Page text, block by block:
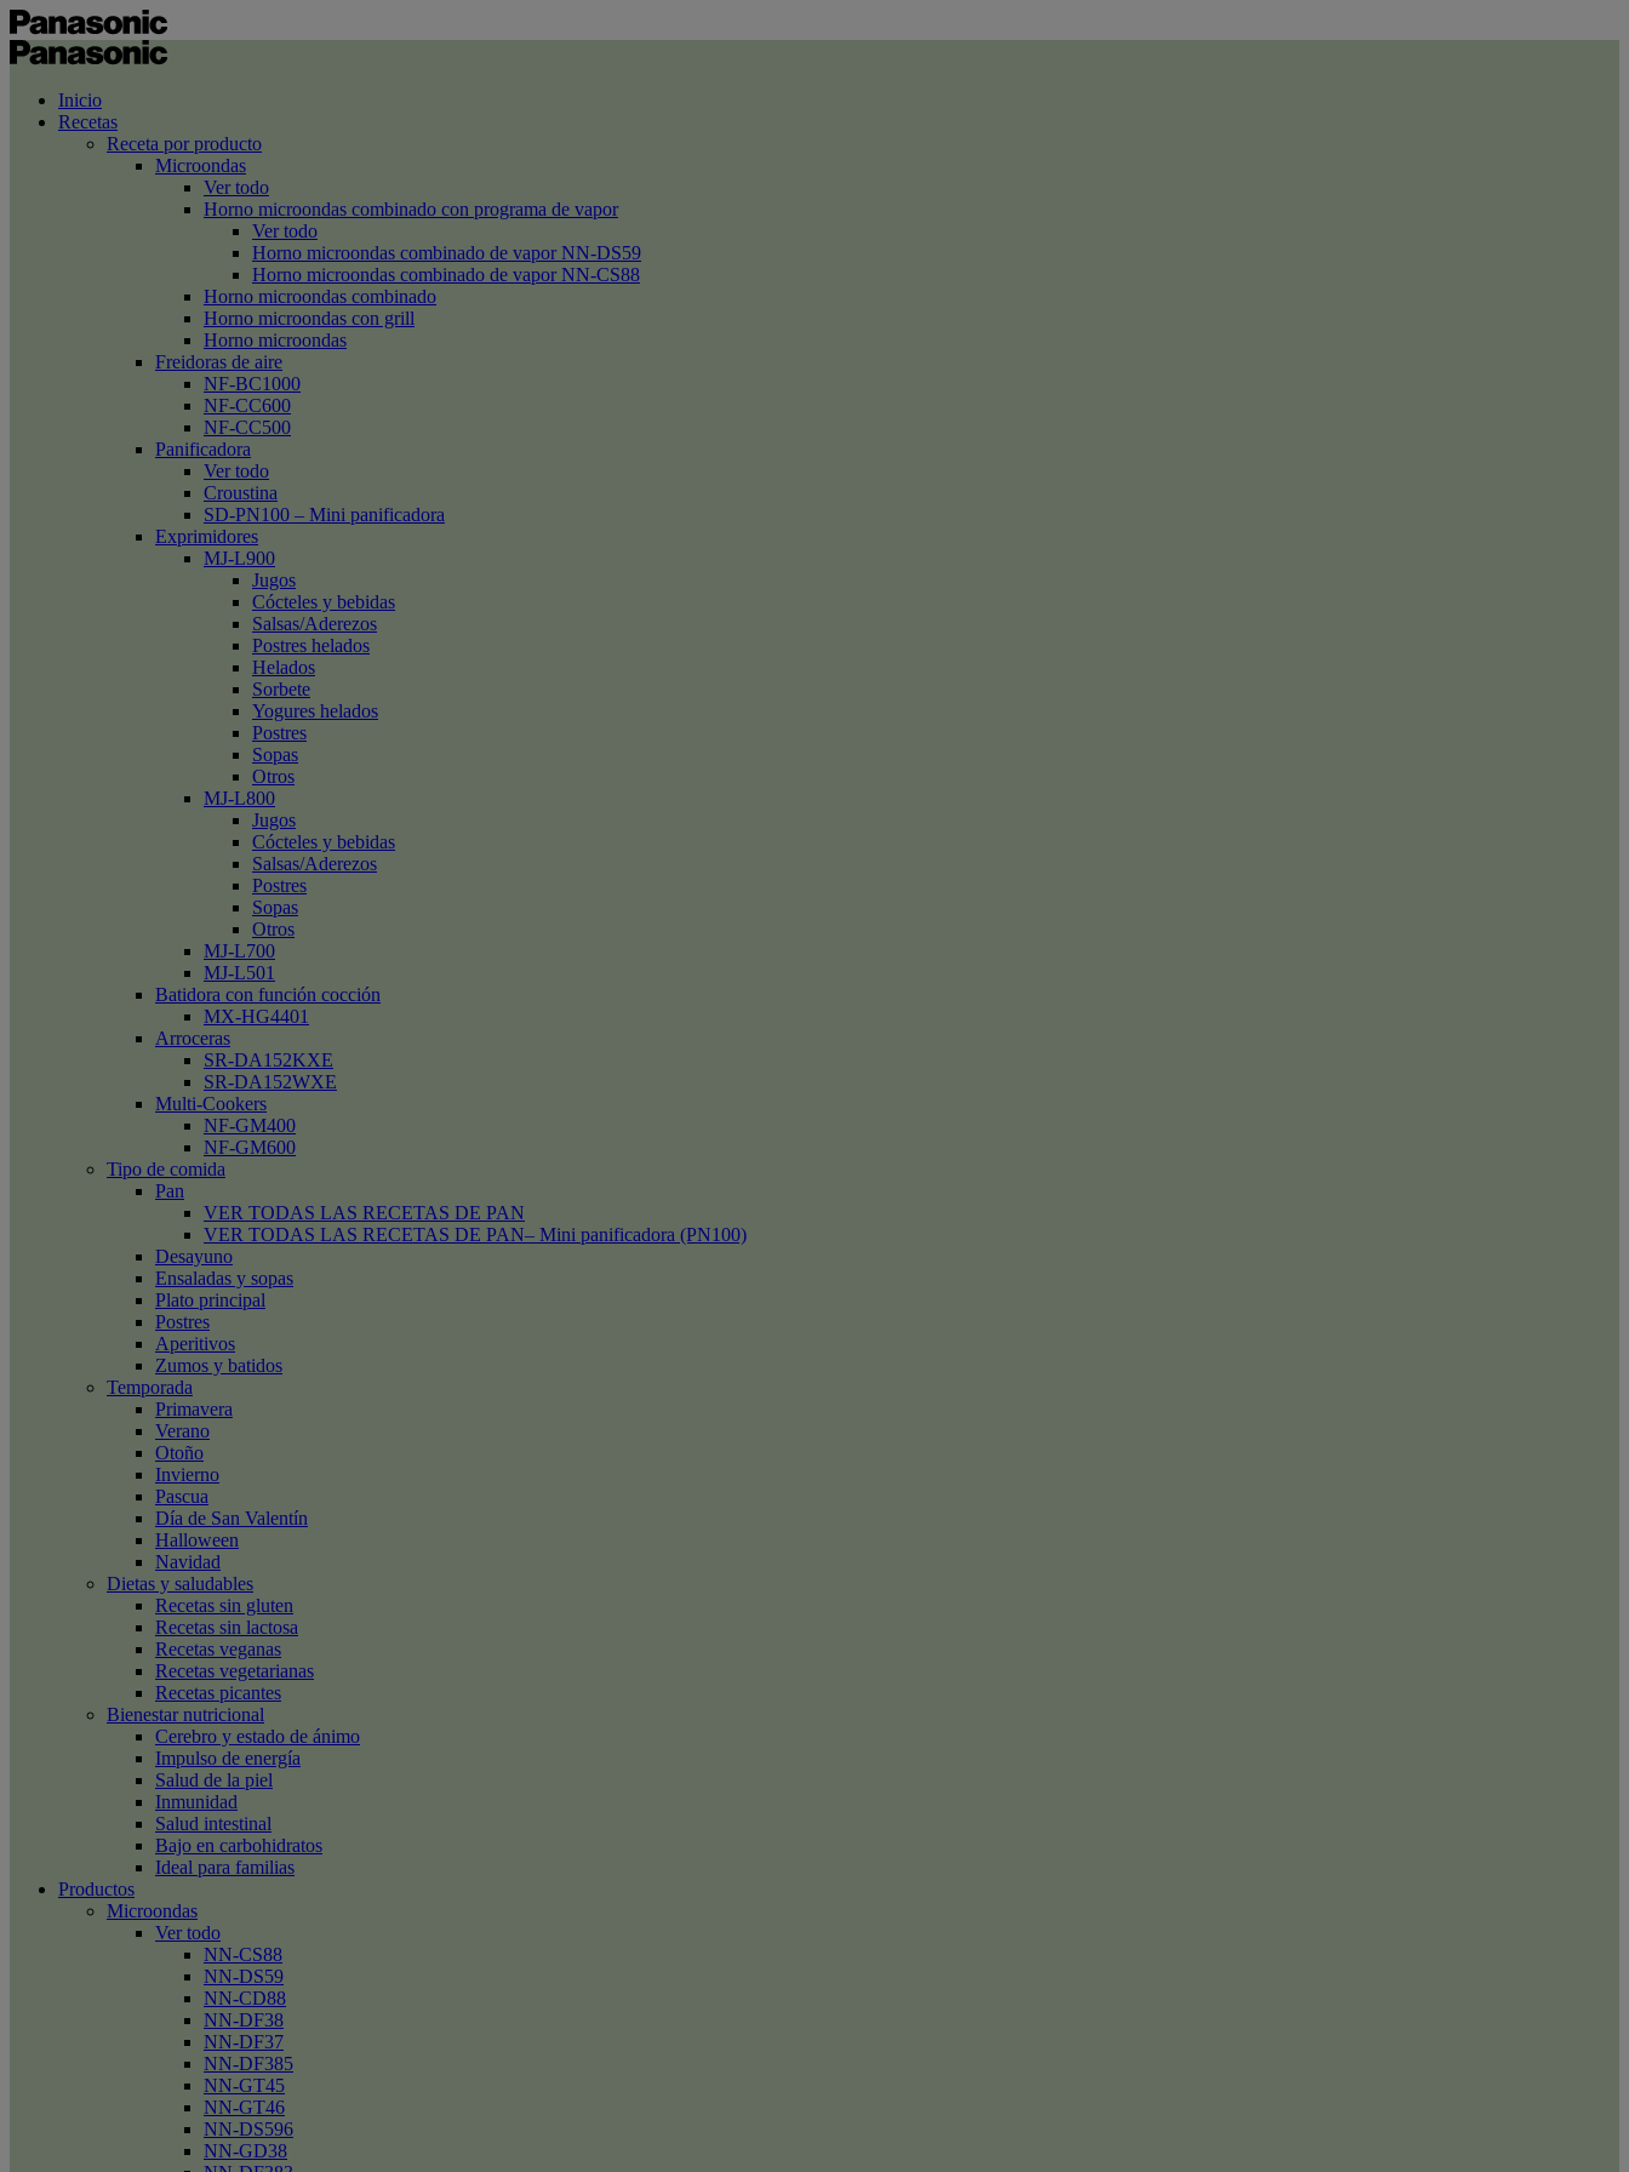
Inicio
Recetas
Receta por producto
Microondas
Ver todo
Horno microondas combinado con programa de vapor
Ver todo
Horno microondas combinado de vapor NN-DS59
Horno microondas combinado de vapor NN-CS88
Horno microondas combinado
Horno microondas con grill
Horno microondas
Freidoras de aire
NF-BC1000
NF-CC600
NF-CC500
Panificadora
Ver todo
Croustina
SD-PN100 – Mini panificadora
Exprimidores
MJ-L900
Jugos
Cócteles y bebidas
Salsas/Aderezos
Postres helados
Helados
Sorbete
Yogures helados
Postres
Sopas
Otros
MJ-L800
Jugos
Cócteles y bebidas
Salsas/Aderezos
Postres
Sopas
Otros
MJ-L700
MJ-L501
Batidora con función cocción
MX-HG4401
Arroceras
SR-DA152KXE
SR-DA152WXE
Multi-Cookers
NF-GM400
NF-GM600
Tipo de comida
Pan
VER TODAS LAS RECETAS DE PAN
VER TODAS LAS RECETAS DE PAN– Mini panificadora (PN100)
Desayuno
Ensaladas y sopas
Plato principal
Postres
Aperitivos
Zumos y batidos
Temporada
Primavera
Verano
Otoño
Invierno
Pascua
Día de San Valentín
Halloween
Navidad
Dietas y saludables
Recetas sin gluten
Recetas sin lactosa
Recetas veganas
Recetas vegetarianas
Recetas picantes
Bienestar nutricional
Cerebro y estado de ánimo
Impulso de energía
Salud de la piel
Inmunidad
Salud intestinal
Bajo en carbohidratos
Ideal para familias
Productos
Microondas
Ver todo
NN-CS88
NN-DS59
NN-CD88
NN-DF38
NN-DF37
NN-DF385
NN-GT45
NN-GT46
NN-DS596
NN-GD38